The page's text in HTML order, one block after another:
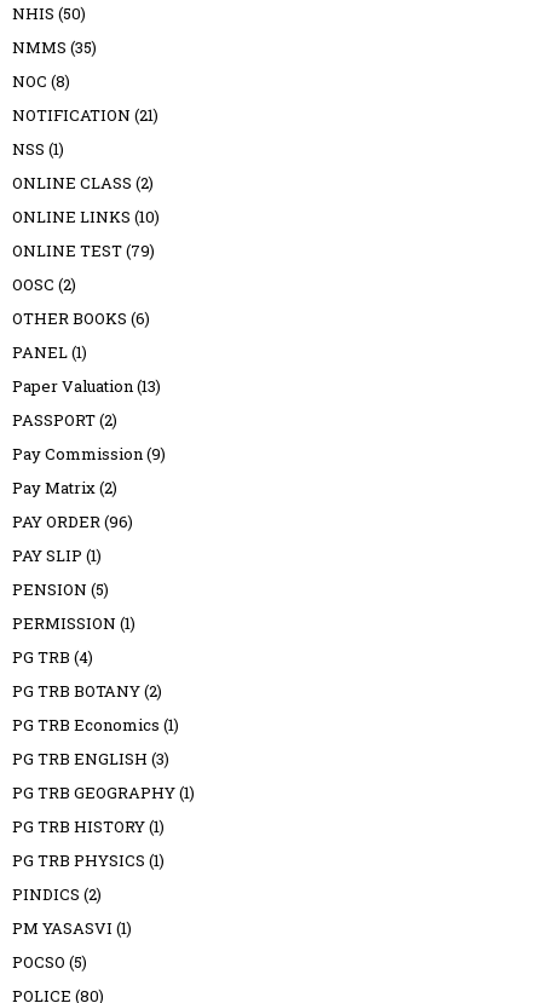
NHIS (50)
NMMS (35)
NOC (8)
NOTIFICATION (21)
NSS (1)
ONLINE CLASS (2)
ONLINE LINKS (10)
ONLINE TEST(79)
OOSC (2)
OTHER BOOKS (6)
PANEL(1)
Paper Valuation(13)
PASSPORT(2)
Pay Commission(9)
Pay Matrix(2)
PAY ORDER(96)
PAY SLIP (1)
PENSION (5)
PERMISSION (1)
PG TRB (4)
PG TRB BOTANY(2)
PG TRB Economics (1)
PG TRB ENGLISH (3)
PG TRB GEOGRAPHY(1)
PG TRB HISTORY(1)
PG TRB PHYSICS (1)
PINDICS (2)
PM YASASVI (1)
POCSO (5)
POLICE (80)